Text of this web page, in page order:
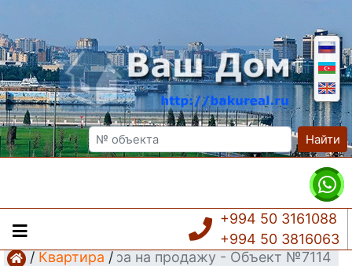
Найти
+994 50 3161088
+994 50 3816063
/ Квартира /
Квартира на продажу - Объект №7114